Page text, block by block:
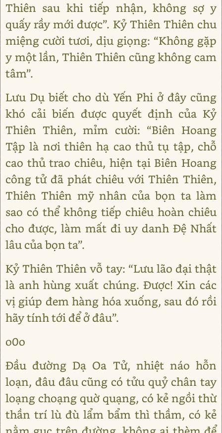
Thiên sau khi tiếp nhận, không sợ y
quấy rầy mới được”. Kỷ Thiên Thiên chu
miệng cười tươi, dịu giọng: “Không gặp
y một lần, Thiên Thiên cũng không cam
tâm”.
Lưu Dụ biết cho dù Yến Phi ở đây cũng
khó cải biến được quyết định của Kỷ
Thiên Thiên, mỉm cười: “Biên Hoang
Tập là nơi thiên hạ cao thủ tụ tập, chỗ
cao thủ trao chiêu, hiện tại Biên Hoang
công tử đã phát chiêu với Thiên Thiên,
Thiên Thiên mỹ nhân của bọn ta làm
sao có thể không tiếp chiêu hoàn chiêu
cho được, làm mất đi uy danh Đệ Nhất
lâu của bọn ta”.
Kỷ Thiên Thiên vỗ tay: “Lưu lão đại thật
là anh hùng xuất chúng. Được! Xin các
vị giúp đem hàng hóa xuống, sau đó rồi
hãy tính tới để ở đâu”.
o0o
Đầu đường Dạ Oa Tử, nhiệt náo hỗn
loạn, đâu đâu cũng có tửu quỷ chân tay
loạng choạng quờ quạng, có kẻ ngồi thừ
thần trí lù đù lẩm bẩm thì thầm, có kẻ